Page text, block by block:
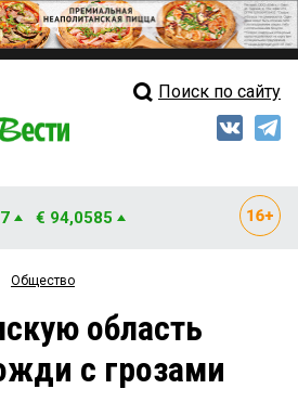
Свежий выпуск
Рейтинги
Блоги
Поиск по сайту
€ 94,0585
Общество
область
с грозами